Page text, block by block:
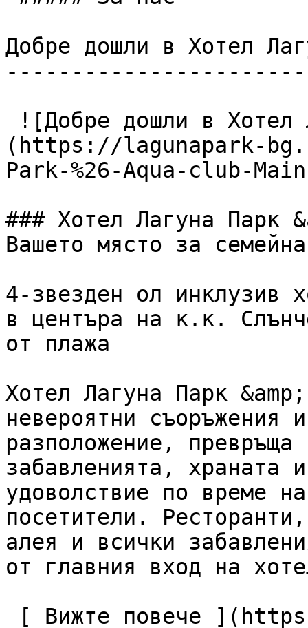
Добре дошли в Хотел
(https://lagunapark-
Park-%26-Aqua-club-
### Хотел Лагуна Парк
Вашето място за
4-звезден ол инклузив
в центъра на к.к.
от плажа
Хотел Лагуна Парк
невероятни съоръжения
разположение,
забавленията, храната
удоволствие по време
посетители.
алея и всички
от главния вход на